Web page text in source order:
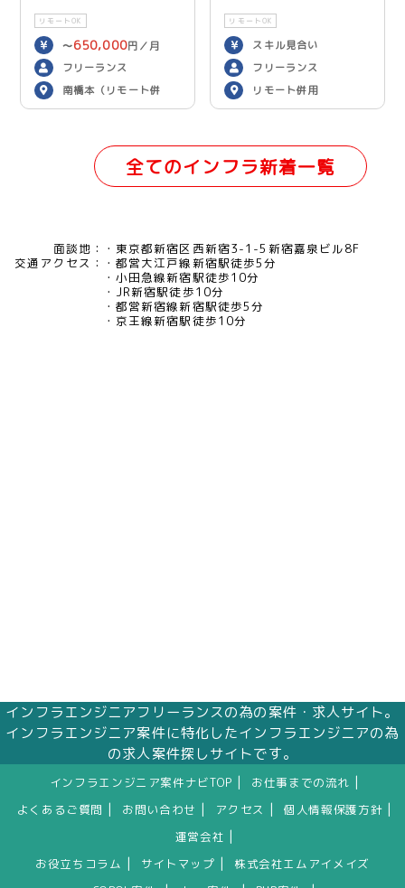
リモートOK
〜650,000円／月
フリーランス
南橋本（リモート併
用）
リモートOK
スキル見合い
フリーランス
リモート併用
全てのインフラ新着一覧
面談地：
東京都新宿区西新宿3-1-5新宿嘉泉ビル8F
交通アクセス：
都営大江戸線新宿駅徒歩5分
小田急線新宿駅徒歩10分
JR新宿駅徒歩10分
都営新宿線新宿駅徒歩5分
京王線新宿駅徒歩10分
インフラエンジニアフリーランスの為の案件・求人サイト。
インフラエンジニア案件に特化したインフラエンジニアの為
の求人案件探しサイトです。
インフラエンジニア案件ナビTOP お仕事までの流れ
よくあるご質問 お問い合わせ アクセス 個人情報保護方針
運営会社
お役立ちコラム サイトマップ
株式会社エムアイメイズ